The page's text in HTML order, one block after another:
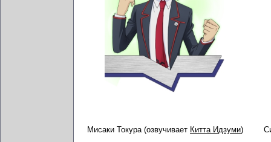
Мисаки Токура (озвучивает Китта Идзуми)